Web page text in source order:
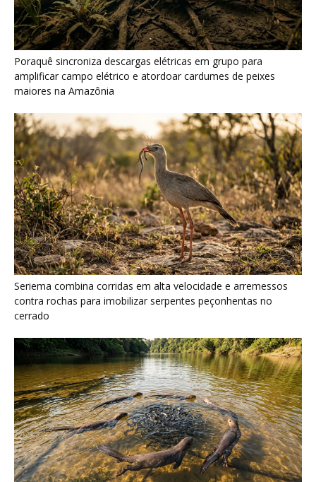
Seriema combina corridas em alta velocidade e arremessos
contra rochas para imobilizar serpentes peçonhentas no
cerrado
Ariranha sincroniza caça coletiva com vocalização subaquática
e cerca cardumes em rios rasos da Amazônia